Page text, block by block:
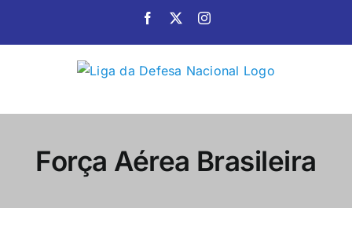
Facebook Instagram
Força Aérea Brasileira